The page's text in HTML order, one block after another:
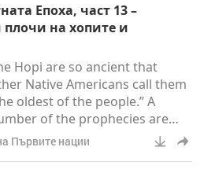
teachings, so that humanity
have peace and a great
each race was given a
or guardianship,
a natural
Епоха, част 13 –
на хопите и
Hopi are so ancient that
Native Americans call them
oldest of the people.” A
of the prophecies are
around sacred stone
that were given to the
Първите нации